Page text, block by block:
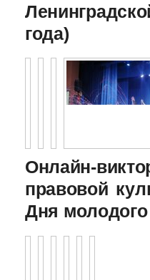
года)
Онлайн-
правовой
Дня молодого